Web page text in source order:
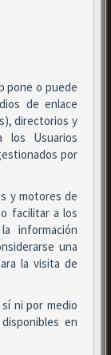
pone o puede
de enlace
directorios y
los Usuarios
por
y motores de
facilitar a los
información
una
la visita de
ni por medio
en